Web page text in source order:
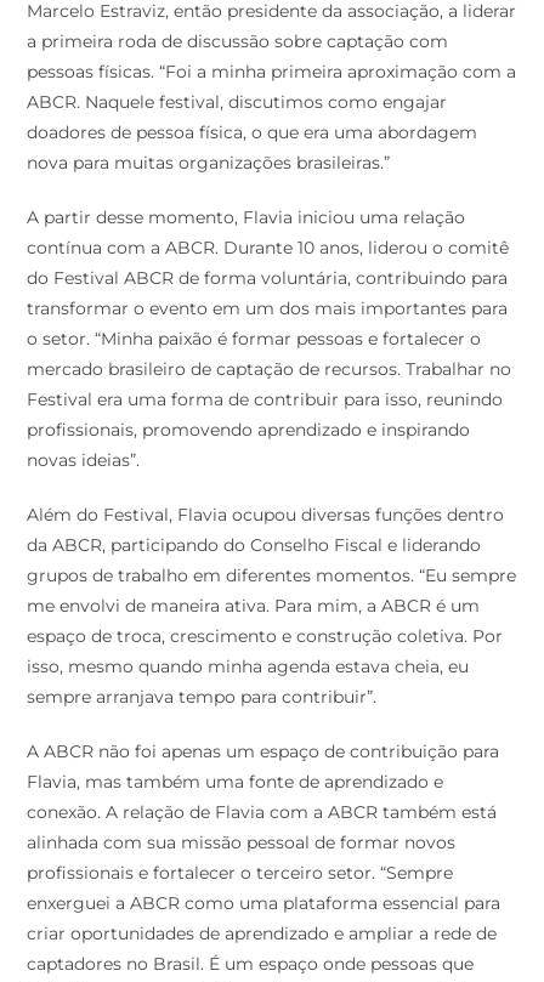
Marcelo Estraviz, então presidente da associação, a liderar
a primeira roda de discussão sobre captação com
pessoas físicas. “Foi a minha primeira aproximação com a
ABCR. Naquele festival, discutimos como engajar
doadores de pessoa física, o que era uma abordagem
nova para muitas organizações brasileiras.”
A partir desse momento, Flavia iniciou uma relação
contínua com a ABCR. Durante 10 anos, liderou o comitê
do Festival ABCR de forma voluntária, contribuindo para
transformar o evento em um dos mais importantes para
o setor. “Minha paixão é formar pessoas e fortalecer o
mercado brasileiro de captação de recursos. Trabalhar no
Festival era uma forma de contribuir para isso, reunindo
profissionais, promovendo aprendizado e inspirando
novas ideias”.
Além do Festival, Flavia ocupou diversas funções dentro
da ABCR, participando do Conselho Fiscal e liderando
grupos de trabalho em diferentes momentos. “Eu sempre
me envolvi de maneira ativa. Para mim, a ABCR é um
espaço de troca, crescimento e construção coletiva. Por
isso, mesmo quando minha agenda estava cheia, eu
sempre arranjava tempo para contribuir”.
A ABCR não foi apenas um espaço de contribuição para
Flavia, mas também uma fonte de aprendizado e
conexão. A relação de Flavia com a ABCR também está
alinhada com sua missão pessoal de formar novos
profissionais e fortalecer o terceiro setor. “Sempre
enxerguei a ABCR como uma plataforma essencial para
criar oportunidades de aprendizado e ampliar a rede de
captadores no Brasil. É um espaço onde pessoas que